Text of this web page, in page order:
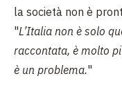
la società non è
"L’Italia non è solo
raccontata, è molto
è un problema."